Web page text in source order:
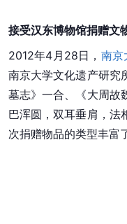
接受汉东博物馆捐赠文
2012年4月28日， 南京
南京大学文化遗产研究
墓志》一合、《大周
巴浑圆，双耳垂肩，法
次捐赠物品的类型丰富